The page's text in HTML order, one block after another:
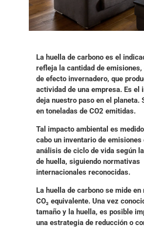
La huella de carbono es el
refleja la cantidad de emisiones,
de efecto invernadero, que
actividad de una empresa. Es el
deja nuestro paso en el planeta.
en toneladas de CO2 emitidas.
Tal impacto ambiental es
cabo un inventario de emisiones
análisis de ciclo de vida según
de huella, siguiendo normativas
internacionales reconocidas.
La huella de carbono se mide en
CO₂ equivalente. Una vez
tamaño y la huella, es posible
una estrategia de reducción o